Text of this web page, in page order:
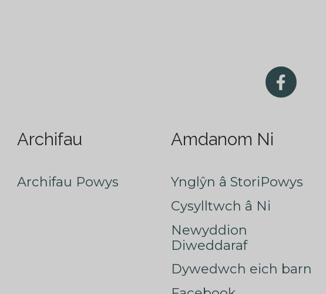
Archifau
Archifau Powys
Amdanom Ni
Ynglŷn â StoriPowys
Cysylltwch â Ni
Newyddion
Diweddaraf
Dywedwch eich barn